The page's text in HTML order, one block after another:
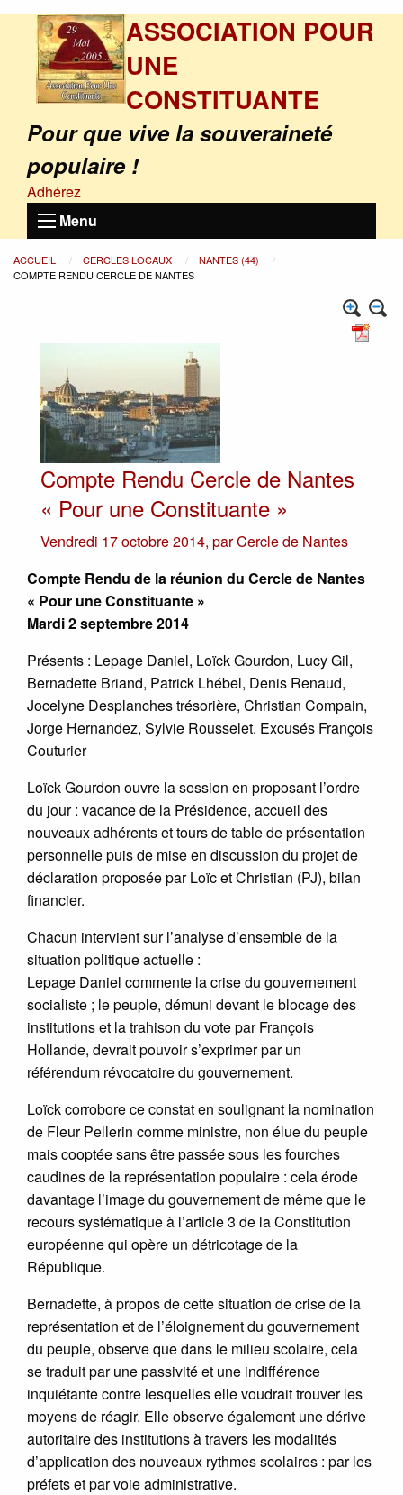
ASSOCIATION POUR
UNE
CONSTITUANTE
Pour que vive la souveraineté
populaire !
Adhérez
Menu
ACCUEIL CERCLES LOCAUX
NANTES (44)
COMPTE RENDU CERCLE DE NANTES
Compte Rendu Cercle de Nantes
« Pour une Constituante »
Vendredi 17 octobre 2014, parCercle de Nantes
Compte Rendu de la réunion du Cercle de Nantes
« Pour une Constituante »
Mardi 2 septembre 2014
Présents : Lepage Daniel, Loïck Gourdon, Lucy Gil,
Bernadette Briand, Patrick Lhébel, Denis Renaud,
Jocelyne Desplanches trésorière, Christian Compain,
Jorge Hernandez, Sylvie Rousselet. Excusés François
Couturier
Loïck Gourdon ouvre la session en proposant l’ordre
du jour : vacance de la Présidence, accueil des
nouveaux adhérents et tours de table de présentation
personnelle puis de mise en discussion du projet de
déclaration proposée par Loïc et Christian (PJ), bilan
financier.
Chacun intervient sur l’analyse d’ensemble de la
situation politique actuelle :
Lepage Daniel commente la crise du gouvernement
socialiste ; le peuple, démuni devant le blocage des
institutions et la trahison du vote par François
Hollande, devrait pouvoir s’exprimer par un
référendum révocatoire du gouvernement.
Loïck corrobore ce constat en soulignant la nomination
de Fleur Pellerin comme ministre, non élue du peuple
mais cooptée sans être passée sous les fourches
caudines de la représentation populaire : cela érode
davantage l’image du gouvernement de même que le
recours systématique à l’article 3 de la Constitution
européenne qui opère un détricotage de la
République.
Bernadette, à propos de cette situation de crise de la
représentation et de l’éloignement du gouvernement
du peuple, observe que dans le milieu scolaire, cela
se traduit par une passivité et une indifférence
inquiétante contre lesquelles elle voudrait trouver les
moyens de réagir. Elle observe également une dérive
autoritaire des institutions à travers les modalités
d’application des nouveaux rythmes scolaires : par les
préfets et par voie administrative.